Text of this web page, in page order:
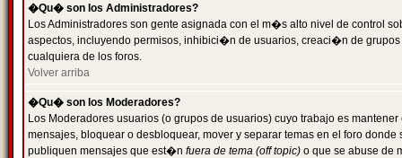
�Qu� son los Administradores?
Los Administradores son gente asignada con el m�s alto nivel de control
aspectos, incluyendo permisos, inhibici�n de usuarios, creaci�n de
cualquiera de los foros.
Volver arriba
�Qu� son los Moderadores?
Los Moderadores usuarios (o grupos de usuarios) cuyo trabajo es
mensajes, bloquear o desbloquear, mover y separar temas en el foro
publiquen mensajes que est�n fuera de tema (off topic) o que se abuse de